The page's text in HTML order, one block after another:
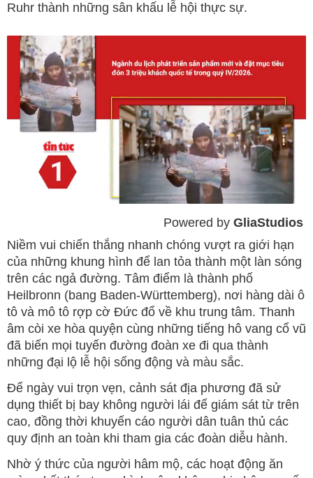
Ruhr thành những sân khấu lễ hội thực sự.
Powered by GliaStudios
Niềm vui chiến thắng nhanh chóng vượt ra giới hạn
của những khung hình để lan tỏa thành một làn sóng
trên các ngả đường. Tâm điểm là thành phố
Heilbronn (bang Baden-Württemberg), nơi hàng dài ô
tô và mô tô rợp cờ Đức đổ về khu trung tâm. Thanh
âm còi xe hòa quyện cùng những tiếng hô vang cổ vũ
đã biến mọi tuyến đường đoàn xe đi qua thành
những đại lộ lễ hội sống động và màu sắc.
Để ngày vui trọn vẹn, cảnh sát địa phương đã sử
dụng thiết bị bay không người lái để giám sát từ trên
cao, đồng thời khuyến cáo người dân tuân thủ các
quy định an toàn khi tham gia các đoàn diễu hành.
Nhờ ý thức của người hâm mộ, các hoạt động ăn